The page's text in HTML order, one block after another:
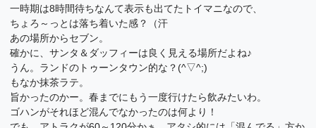
一時期は8時間待ちなんて表示も出てたトイマニなので、
ちょろ～っとは落ち着いた感？（汗
あの場所からセブン。
確かに、サンタ＆ダッフィーは良く見える場所だよね♪
うん。ランドのトゥーンタウン的な？(^▽^;)
もなか抹茶ラテ。
旨かったのかー。春までにもう一度行けたら飲みたいわ。
ゴハンがそれほど混んでなかったのは何より！